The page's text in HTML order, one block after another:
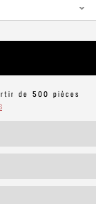
de 500 pièces